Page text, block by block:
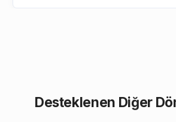
Desteklenen Diğer